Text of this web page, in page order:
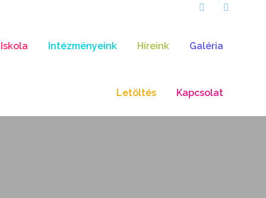
Iskola Intézményeink Híreink Galéria
Letöltés Kapcsolat